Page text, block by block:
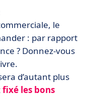
le
: par rapport
? Donnez-vous
d’autant plus
fixé les bons